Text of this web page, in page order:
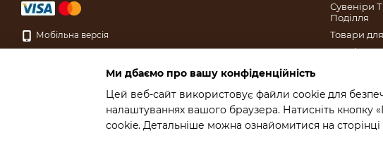
Мобільна версія
Інтернет-магазин створений з Хорошоп
Сувеніри
Поділля
Товари
Ми дбаємо про вашу конфіденційність
Цей веб-сайт використовує файли cookie для
налаштуваннях вашого браузера. Натисніть кнопку
cookie. Детальніше можна ознайомитися на сторінці